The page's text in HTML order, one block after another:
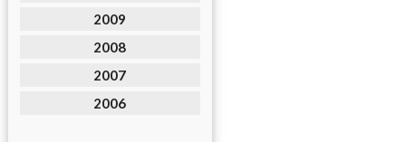
2009
2008
2007
2006